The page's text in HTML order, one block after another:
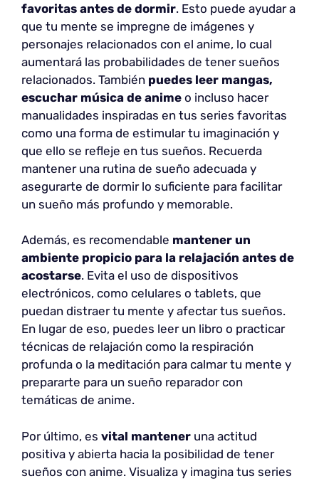
favoritas antes de dormir. Esto puede ayudar a
que tu mente se impregne de imágenes y
personajes relacionados con el anime, lo cual
aumentará las probabilidades de tener sueños
relacionados. También puedes leer mangas,
escuchar música de anime o incluso hacer
manualidades inspiradas en tus series favoritas
como una forma de estimular tu imaginación y
que ello se refleje en tus sueños. Recuerda
mantener una rutina de sueño adecuada y
asegurarte de dormir lo suficiente para facilitar
un sueño más profundo y memorable.
Además, es recomendable mantener un
ambiente propicio para la relajación antes de
acostarse. Evita el uso de dispositivos
electrónicos, como celulares o tablets, que
puedan distraer tu mente y afectar tus sueños.
En lugar de eso, puedes leer un libro o practicar
técnicas de relajación como la respiración
profunda o la meditación para calmar tu mente y
prepararte para un sueño reparador con
temáticas de anime.
Por último, es vital mantener una actitud
positiva y abierta hacia la posibilidad de tener
sueños con anime. Visualiza y imagina tus series